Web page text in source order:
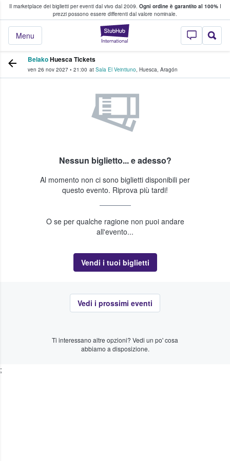
Il marketplace dei biglietti per eventi dal vivo dal 2009. Ogni ordine è garantito al 100%I
prezzi possono essere differenti dal valore nominale.
StubHub - Dove
Menu
fan comprano e vendono biglietti
BelakoHuesca Tickets
ven 26 nov 2027 • 21:00 at Sala El Veintiuno, Huesca, Aragón
Nessun biglietto... e adesso?
Al momento non ci sono biglietti disponibili per
questo evento. Riprova più tardi!
O se per qualche ragione non puoi andare
all'evento...
Vendi i tuoi biglietti
Vedi i prossimi eventi
Ti interessano altre opzioni? Vedi un po' cosa
abbiamo a disposizione.
;